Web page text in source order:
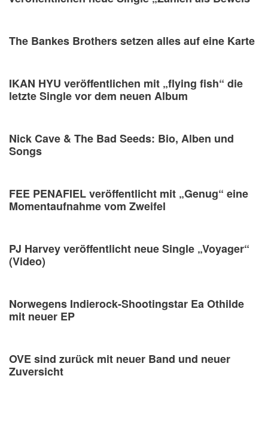
The Bankes Brothers setzen alles auf eine Karte
IKAN HYU veröffentlichen mit „flying fish“ die
letzte Single vor dem neuen Album
Nick Cave & The Bad Seeds: Bio, Alben und
Songs
FEE PENAFIEL veröffentlicht mit „Genug“ eine
Momentaufnahme vom Zweifel
PJ Harvey veröffentlicht neue Single „Voyager“
(Video)
Norwegens Indierock-Shootingstar Ea Othilde
mit neuer EP
OVE sind zurück mit neuer Band und neuer
Zuversicht